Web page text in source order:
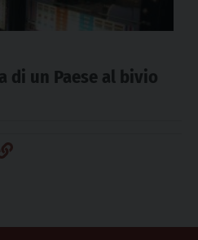
di un Paese al bivio